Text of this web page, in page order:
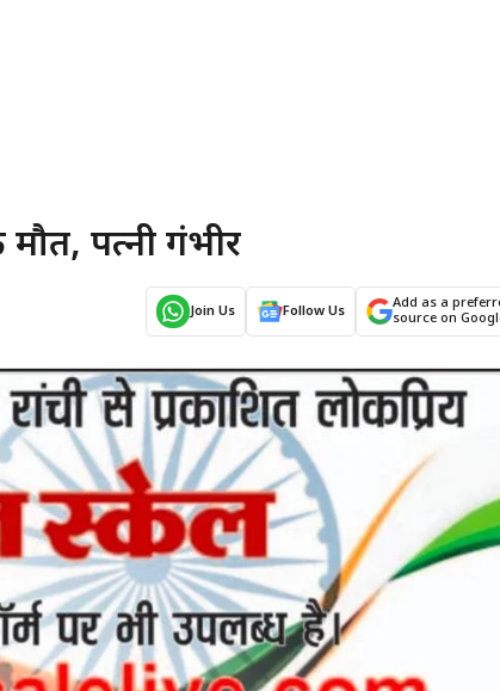
पत्नी गंभीर
Join Us Follow Us
Add as a
source on